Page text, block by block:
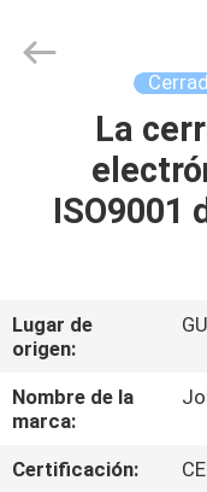
HOGAR
PRODUCTOS
SHOW
SOBRE
NOSOTROS
Technology
La
ISO9001
Lugar de
origen:
Nombre de la
marca:
Certificación:
CE